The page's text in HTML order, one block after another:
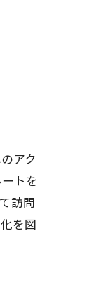
アク
トを
訪問
を図